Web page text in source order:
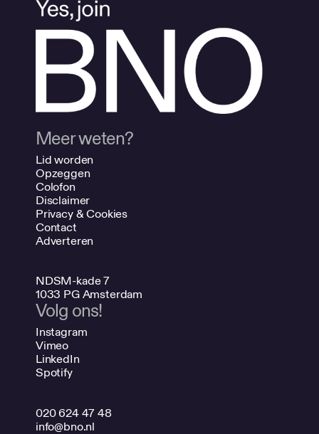
Meer weten?
Lid worden
Opzeggen
Colofon
Disclaimer
Privacy & Cookies
Contact
Adverteren
NDSM-kade 7
1033 PG Amsterdam
Volg ons!
Instagram
Vimeo
LinkedIn
Spotify
020 624 47 48
info@bno.nl